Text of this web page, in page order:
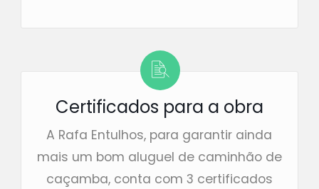
Certificados para a obra
A Rafa Entulhos, para garantir ainda
mais um bom aluguel de caminhão de
caçamba, conta com 3 certificados